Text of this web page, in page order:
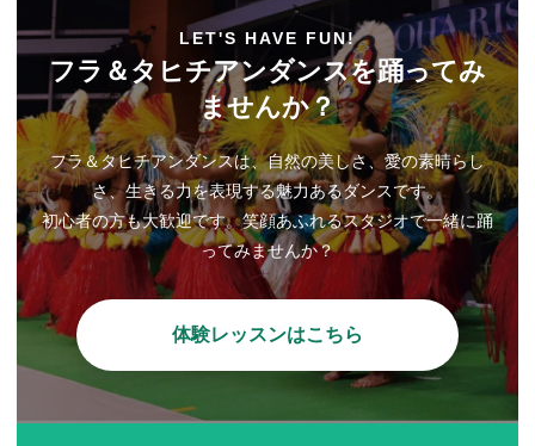
LET'S HAVE FUN!
フラ＆タヒチアンダンスを踊ってみ
ませんか？
フラ＆タヒチアンダンスは、自然の美しさ、愛の素晴らし
さ、生きる力を表現する魅力あるダンスです。
初心者の方も大歓迎です。笑顔あふれるスタジオで一緒に踊
ってみませんか？
体験レッスンはこちら